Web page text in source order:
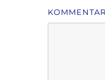
KOMMENTAR